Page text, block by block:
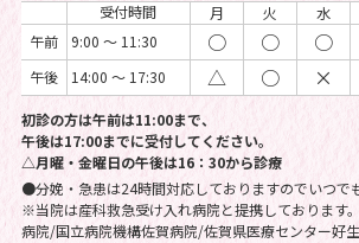
受付時間
月 火 水
午前
9:00 ～ 11:30 ○ ○ ○
午後 14:00 ～ 17:30 △ ○ ×
初診の方は午前は11:00まで、
午後は17:00までに受付してください。
△月曜・金曜日の午後は16：30から診療
●分娩・急患は24時間対応しておりますのでいつで
※当院は産科救急受け入れ病院と提携しております
病院/国立病院機構佐賀病院/佐賀県医療センター好生